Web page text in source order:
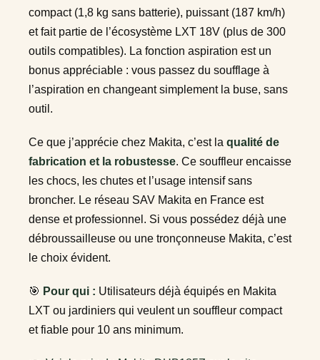
compact (1,8 kg sans batterie), puissant (187 km/h)
et fait partie de l’écosystème LXT 18V (plus de 300
outils compatibles). La fonction aspiration est un
bonus appréciable : vous passez du soufflage à
l’aspiration en changeant simplement la buse, sans
outil.
Ce que j’apprécie chez Makita, c’est la qualité de
fabrication et la robustesse. Ce souffleur encaisse
les chocs, les chutes et l’usage intensif sans
broncher. Le réseau SAV Makita en France est
dense et professionnel. Si vous possédez déjà une
débroussailleuse ou une tronçonneuse Makita, c’est
le choix évident.
🎯 Pour qui : Utilisateurs déjà équipés en Makita
LXT ou jardiniers qui veulent un souffleur compact
et fiable pour 10 ans minimum.